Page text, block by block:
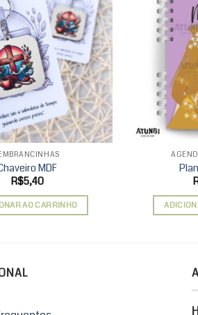
Add to
wishlist
MDF
R$5,40
AO CARRINHO